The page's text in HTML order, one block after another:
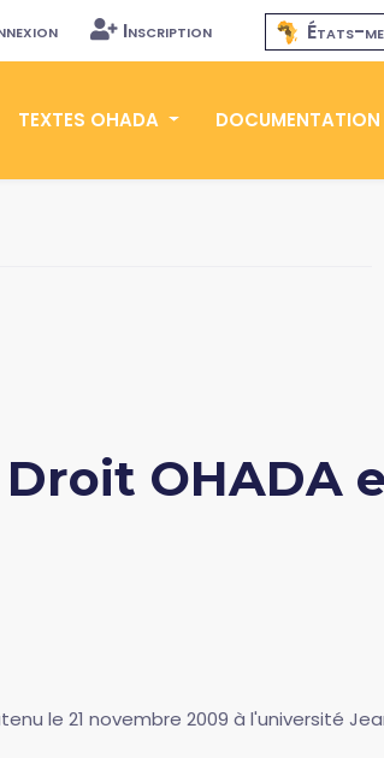
Inscription États-
TEXTES OHADA DOCUMENTATION
OHADA
le 21 novembre 2009 à l'université